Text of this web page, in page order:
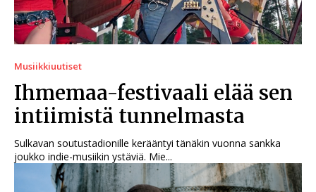
Musiikkiuutiset
Ihmemaa-festivaali elää sen
intiimistä tunnelmasta
Sulkavan soutustadionille kerääntyi tänäkin vuonna sankka
joukko indie-musiikin ystäviä. Mie...